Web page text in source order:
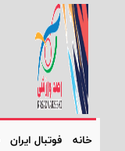
خانه فوتبال ایران